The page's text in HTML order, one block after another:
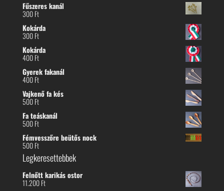
-
Fűszeres kanál
300Ft
Kokárda
300Ft
Kokárda
400Ft
Gyerek fakanál
400Ft
Vajkenő fa kés
500Ft
Fa teáskanál
500Ft
Fémvesszőre beütős nock
500Ft
Legkeresettebbek
Felnőtt karikás ostor
11.200Ft